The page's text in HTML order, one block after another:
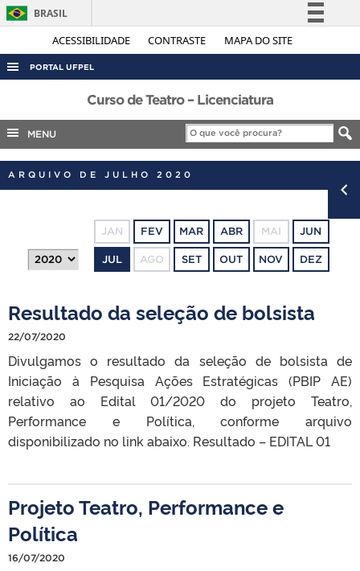
ACESSIBILIDADE CONTRASTE MAPA DO SITE
BRASIL
Simplifique!
Legislação
Canais
PORTAL UFPEL
ACESSO À INFORMAÇÃO
AUDITORIA
COBALTO
CONCURSOS
OUVIDORIA
TELEFONES
Curso de Teatro – Licenciatura
MENU
ARQUIVO DE JULHO 2020
JAN FEV MAR ABR MAI JUN
JUL AGO SET OUT NOV DEZ
Resultado da seleção de bolsista
22/07/2020
Divulgamos o resultado da seleção de bolsista de
Iniciação à Pesquisa Ações Estratégicas (PBIP AE)
relativo ao Edital 01/2020 do projeto Teatro,
Performance e Política, conforme arquivo
disponibilizado no link abaixo. Resultado – EDITAL 01
Projeto Teatro, Performance e
Política
16/07/2020